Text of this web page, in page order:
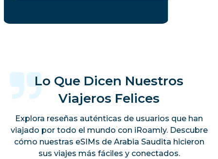
Lo Que Dicen Nuestros
Viajeros Felices
Explora reseñas auténticas de usuarios que han
viajado por todo el mundo con iRoamly. Descubre
cómo nuestras eSIMs de Arabia Saudita hicieron
sus viajes más fáciles y conectados.